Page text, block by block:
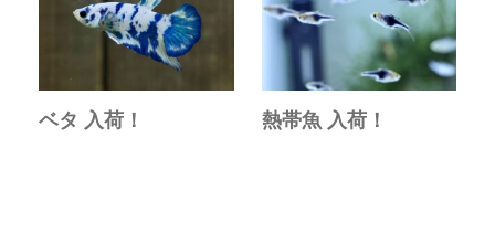
ベタ 入荷！ 熱帯魚 入荷！